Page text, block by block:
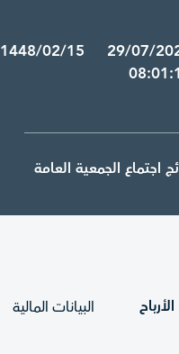
1448/02/15 29/07/
اجتماع الجمعية العامة
البيانات المالية